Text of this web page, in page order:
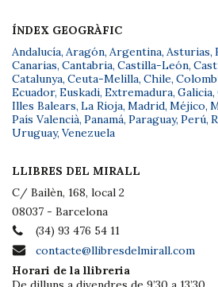
ÍNDEX GEOGRÀFIC
Andalucía, Aragón, Argentina, Asturias,
Canarias, Cantabria, Castilla-León,
Catalunya, Ceuta-Melilla, Chile,
Ecuador, Euskadi, Extremadura, Galicia,
Illes Balears, La Rioja, Madrid, Méjico,
País Valencià, Panamá, Paraguay, Perú,
Uruguay, Venezuela
LLIBRES DEL MIRALL
C/ Bailèn, 168, local 2
08037 - Barcelona
(34) 93 476 54 11
contacte@llibresdelmirall.com
Horari de la llibreria